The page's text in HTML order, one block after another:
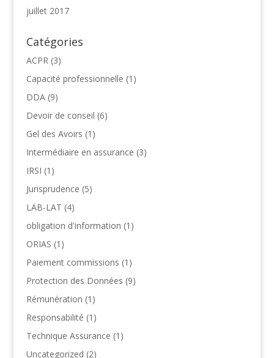
juillet 2017
Catégories
ACPR(3)
Capacité professionnelle (1)
DDA(9)
Devoir de conseil (6)
Gel des Avoirs (1)
Intermédiaire en assurance (3)
IRSI (1)
Jurisprudence (5)
LAB-LAT (4)
obligation d'information (1)
ORIAS (1)
Paiement commissions (1)
Protection des Données (9)
Rémunération (1)
Responsabilité (1)
Technique Assurance (1)
Uncategorized (2)